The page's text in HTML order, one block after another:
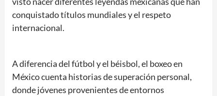
conquistado títulos mundiales y el respeto
internacional.
A diferencia del fútbol y el béisbol, el boxeo en
México cuenta historias de superación personal,
donde jóvenes provenientes de entornos